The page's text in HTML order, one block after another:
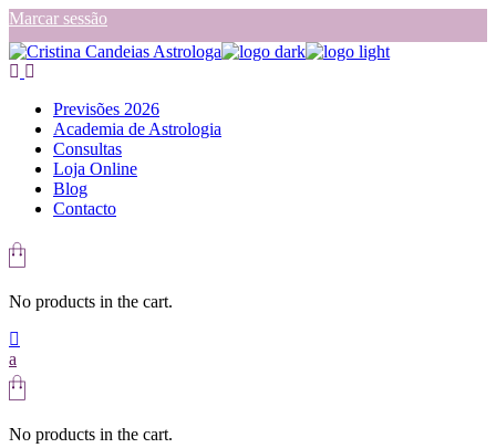
Skip
the
content
Marcar sessão
Previsões 2026
Academia de Astrologia
Consultas
Loja Online
Blog
Contacto
No products in the cart.
No products in the cart.